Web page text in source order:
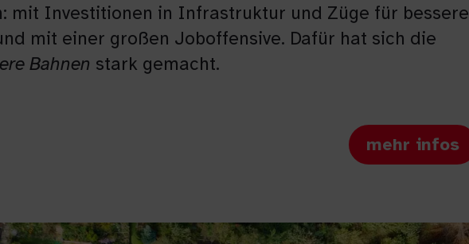
mit Investitionen in Infrastruktur und Züge für bessere
mit einer großen Joboffensive. Dafür hat sich die
Bahnen stark gemacht.
mehr infos